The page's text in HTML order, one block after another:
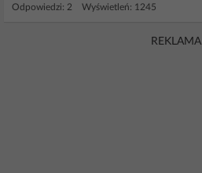
Odpowiedzi: 2 Wyświetleń: 1245
REKLAMA